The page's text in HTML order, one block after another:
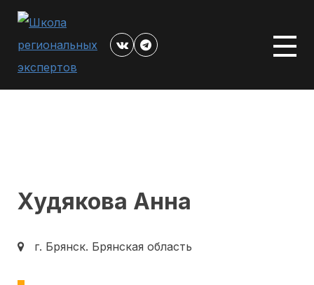
Перейти
Худякова Анна
г. Брянск. Брянская область